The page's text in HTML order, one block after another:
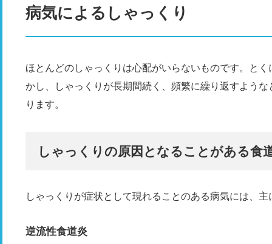
病気によるしゃっくり
ほとんどのしゃっくりは心配がいらないものです。と
かし、しゃっくりが長期間続く、頻繁に繰り返すよう
ります。
しゃっくりの原因となることがある食
しゃっくりが症状として現れることのある病気には、
逆流性食道炎